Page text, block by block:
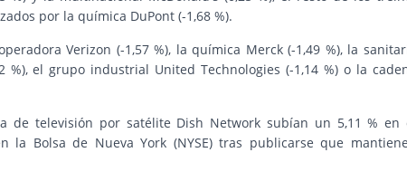
por la química DuPont (-1,68 %).
Verizon (-1,57 %), la química Merck (-1,49 %), la
%), el grupo industrial United Technologies (-1,14 %) o la
de televisión por satélite Dish Network subían un 5,11 % en
Bolsa de Nueva York (NYSE) tras publicarse que